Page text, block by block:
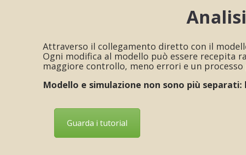
Attraverso il collegamento diretto con il
Ogni modifica al modello può essere recepita
maggiore controllo, meno errori e un processo
Modello e simulazione non sono più
Guarda i tutorial